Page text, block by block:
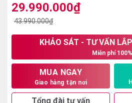
xếp
hạng
543.990.000₫
Giá
gốc
43.990.000₫.
29.990.000₫
Giá
hiện
KHẢO SÁT - TƯ VẤN
Miễn phí 100%
MUA NGAY
Giao hàng tận nơi
Tổng đài tư vấn